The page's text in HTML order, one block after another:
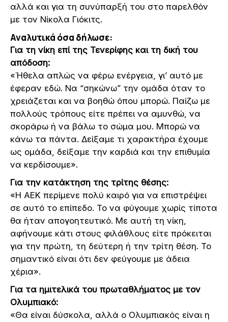
αλλά και για τη συνύπαρξή του στο παρελθόν
με τον Νίκολα Γιόκιτς.
Αναλυτικά όσα δήλωσε:
Για τη νίκη επί της Τενερίφης και τη δική του
απόδοση:
«Ήθελα απλώς να φέρω ενέργεια, γι’ αυτό με
έφεραν εδώ. Να “σηκώνω” την ομάδα όταν το
χρειάζεται και να βοηθώ όπου μπορώ. Παίζω με
πολλούς τρόπους είτε πρέπει να αμυνθώ, να
σκοράρω ή να βάλω το σώμα μου. Μπορώ να
κάνω τα πάντα. Δείξαμε τι χαρακτήρα έχουμε
ως ομάδα, δείξαμε την καρδιά και την επιθυμία
να κερδίσουμε».
Για την κατάκτηση της τρίτης θέσης:
«Η ΑΕΚ περίμενε πολύ καιρό για να επιστρέψει
σε αυτό το επίπεδο. Το να φύγουμε χωρίς τίποτα
θα ήταν απογοητευτικό. Με αυτή τη νίκη,
αφήνουμε κάτι στους φιλάθλους είτε πρόκειται
για την πρώτη, τη δεύτερη ή την τρίτη θέση. Το
σημαντικό είναι ότι δεν φεύγουμε με άδεια
χέρια».
Για τα ημιτελικά του πρωταθλήματος με τον
Ολυμπιακό:
«Θα είναι δύσκολα, αλλά ο Ολυμπιακός είναι η